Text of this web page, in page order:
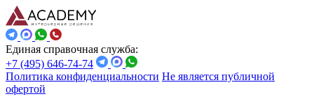
Единая справочная служба:
+7 (495) 646-74-74
Политика конфиденциальности Не является публичной
офертой